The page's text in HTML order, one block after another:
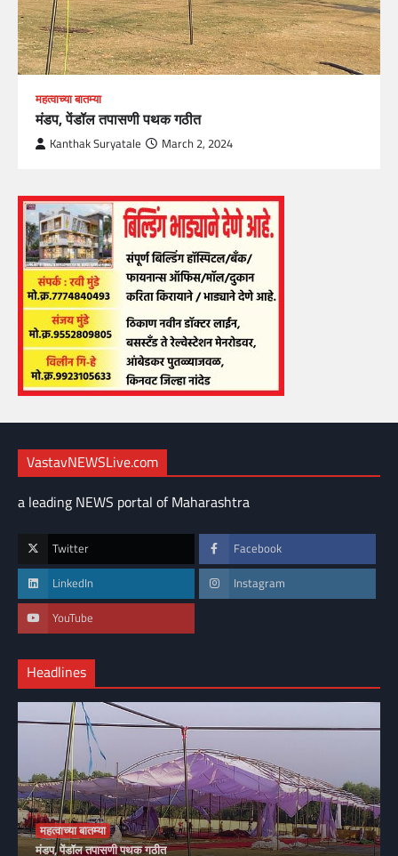
महत्वाच्या बातम्या
मंडप, पेंडॉल तपासणी पथक गठीत
Kanthak Suryatale March 2, 2024
VastavNEWSLive.com
a leading NEWS portal of Maharashtra
Twitter Facebook
LinkedIn Instagram
YouTube
Headlines
महत्वाच्या बातम्या
मंडप, पेंडॉल तपासणी पथक गठीत